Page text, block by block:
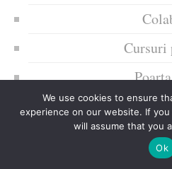
Cursuri
Text de
Trăiri
We use cookies to ensure
experience on our website. If
will assume that you
Ok